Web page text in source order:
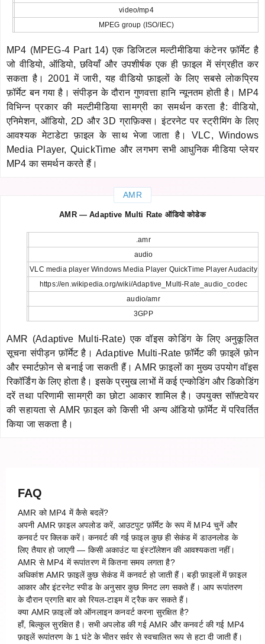
video/mp4
MPEG group (ISO/IEC)
MP4 (MPEG-4 Part 14) एक डिजिटल मल्टीमीडिया कंटेनर फ़ॉर्मेट है
जो वीडियो, ऑडियो, छवियाँ और उपशीर्षक एक ही फ़ाइल में संग्रहीत कर
सकता है। 2001 में जारी, यह वीडियो फ़ाइलों के लिए सबसे लोकप्रिय
फ़ॉर्मेट बन गया है। संपीड़न के दौरान गुणवत्ता हानि न्यूनतम होती है। MP4
विभिन्न प्रकार की मल्टीमीडिया सामग्री का समर्थन करता है: वीडियो,
एनिमेशन, ऑडियो, 2D और 3D ग्राफ़िक्स। इंटरनेट पर स्ट्रीमिंग के लिए
आवश्यक मेटाडेटा फ़ाइल के साथ भेजा जाता है। VLC, Windows
Media Player, QuickTime और लगभग सभी आधुनिक मीडिया प्लेयर
MP4 का समर्थन करते हैं।
AMR
AMR — Adaptive Multi Rate ऑडियो कोडेक
.amr
audio
VLC media player Windows Media Player QuickTime Player Audacity
https://en.wikipedia.org/wiki/Adaptive_Multi-Rate_audio_codec
audio/amr
3GPP
AMR (Adaptive Multi-Rate) एक वॉइस कोडिंग के लिए अनुकूलित
सूचना संपीड़न फ़ॉर्मेट है। Adaptive Multi-Rate फ़ॉर्मेट की फ़ाइलें फ़ोन
और स्मार्टफ़ोन से बनाई जा सकती हैं। AMR फ़ाइलों का मुख्य उपयोग वॉइस
रिकॉर्डिंग के लिए होता है। इसके प्रमुख लाभों में कई एन्कोडिंग और डिकोडिंग
दरें तथा परिणामी सामग्री का छोटा आकार शामिल है। उपयुक्त सॉफ़्टवेयर
की सहायता से AMR फ़ाइल को किसी भी अन्य ऑडियो फ़ॉर्मेट में परिवर्तित
किया जा सकता है।
FAQ
AMR को MP4 में कैसे बदलें?
अपनी AMR फ़ाइल अपलोड करें, आउटपुट फ़ॉर्मेट के रूप में MP4 चुनें और
कनवर्ट पर क्लिक करें। कनवर्ट की गई फ़ाइल कुछ ही सेकंड में डाउनलोड के
लिए तैयार हो जाएगी — किसी अकाउंट या इंस्टॉलेशन की आवश्यकता नहीं।
AMR से MP4 में रूपांतरण में कितना समय लगता है?
अधिकांश AMR फ़ाइलें कुछ सेकंड में कनवर्ट हो जाती हैं। बड़ी फ़ाइलों में फ़ाइल
आकार और इंटरनेट स्पीड के अनुसार कुछ मिनट लग सकते हैं। आप रूपांतरण
के दौरान प्रगति बार को रियल-टाइम में ट्रैक कर सकते हैं।
क्या AMR फ़ाइलों को ऑनलाइन कनवर्ट करना सुरक्षित है?
हाँ, बिल्कुल सुरक्षित है। सभी अपलोड की गई AMR और कनवर्ट की गई MP4
फ़ाइलें रूपांतरण के 1 घंटे के भीतर सर्वर से स्वचालित रूप से हटा दी जाती हैं।